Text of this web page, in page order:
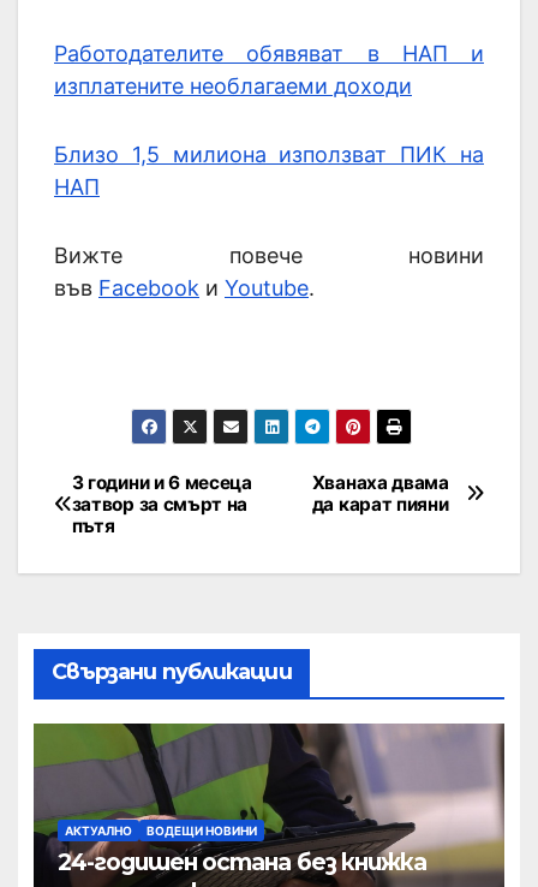
Работодателите обявяват в НАП и
изплатените необлагаеми доходи
Близо 1,5 милиона използват ПИК на
НАП
Вижте повече новини
във Facebook и Youtube.
Хванаха двама
да карат пияни
3 години и 6 месеца
затвор за смърт на
пътя
Свързани публикации
АКТУАЛНО ВОДЕЩИ НОВИНИ
24-годишен остана без книжка